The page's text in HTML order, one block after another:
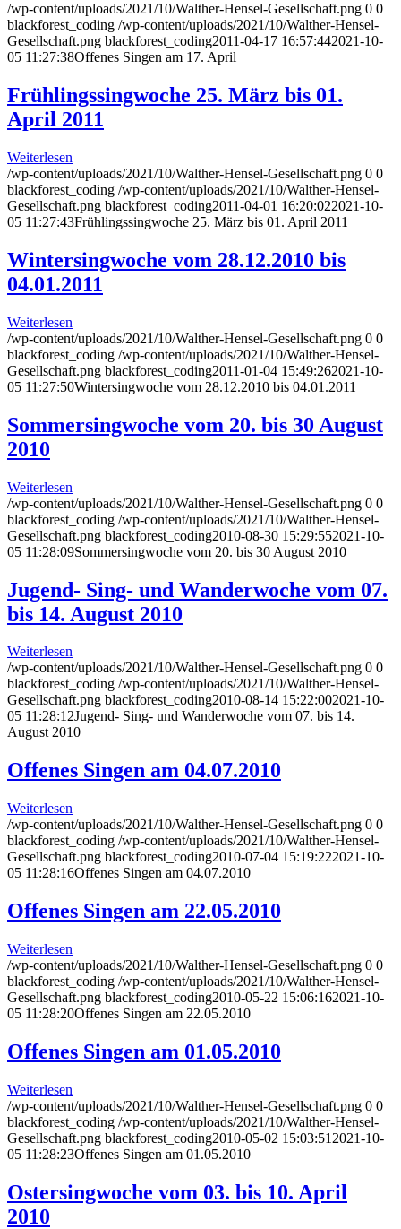
/wp-content/uploads/2021/10/Walther-Hensel-Gesellschaft.png 0 0
blackforest_coding /wp-content/uploads/2021/10/Walther-Hensel-
Gesellschaft.png blackforest_coding2011-04-17 16:57:442021-10-
05 11:27:38Offenes Singen am 17. April
Frühlingssingwoche 25. März bis 01.
April 2011
Weiterlesen
/wp-content/uploads/2021/10/Walther-Hensel-Gesellschaft.png 0 0
blackforest_coding /wp-content/uploads/2021/10/Walther-Hensel-
Gesellschaft.png blackforest_coding2011-04-01 16:20:022021-10-
05 11:27:43Frühlingssingwoche 25. März bis 01. April 2011
Wintersingwoche vom 28.12.2010 bis
04.01.2011
Weiterlesen
/wp-content/uploads/2021/10/Walther-Hensel-Gesellschaft.png 0 0
blackforest_coding /wp-content/uploads/2021/10/Walther-Hensel-
Gesellschaft.png blackforest_coding2011-01-04 15:49:262021-10-
05 11:27:50Wintersingwoche vom 28.12.2010 bis 04.01.2011
Sommersingwoche vom 20. bis 30 August
2010
Weiterlesen
/wp-content/uploads/2021/10/Walther-Hensel-Gesellschaft.png 0 0
blackforest_coding /wp-content/uploads/2021/10/Walther-Hensel-
Gesellschaft.png blackforest_coding2010-08-30 15:29:552021-10-
05 11:28:09Sommersingwoche vom 20. bis 30 August 2010
Jugend- Sing- und Wanderwoche vom 07.
bis 14. August 2010
Weiterlesen
/wp-content/uploads/2021/10/Walther-Hensel-Gesellschaft.png 0 0
blackforest_coding /wp-content/uploads/2021/10/Walther-Hensel-
Gesellschaft.png blackforest_coding2010-08-14 15:22:002021-10-
05 11:28:12Jugend- Sing- und Wanderwoche vom 07. bis 14.
August 2010
Offenes Singen am 04.07.2010
Weiterlesen
/wp-content/uploads/2021/10/Walther-Hensel-Gesellschaft.png 0 0
blackforest_coding /wp-content/uploads/2021/10/Walther-Hensel-
Gesellschaft.png blackforest_coding2010-07-04 15:19:222021-10-
05 11:28:16Offenes Singen am 04.07.2010
Offenes Singen am 22.05.2010
Weiterlesen
/wp-content/uploads/2021/10/Walther-Hensel-Gesellschaft.png 0 0
blackforest_coding /wp-content/uploads/2021/10/Walther-Hensel-
Gesellschaft.png blackforest_coding2010-05-22 15:06:162021-10-
05 11:28:20Offenes Singen am 22.05.2010
Offenes Singen am 01.05.2010
Weiterlesen
/wp-content/uploads/2021/10/Walther-Hensel-Gesellschaft.png 0 0
blackforest_coding /wp-content/uploads/2021/10/Walther-Hensel-
Gesellschaft.png blackforest_coding2010-05-02 15:03:51 2021-10-
05 11:28:23Offenes Singen am 01.05.2010
Ostersingwoche vom 03. bis 10. April
2010